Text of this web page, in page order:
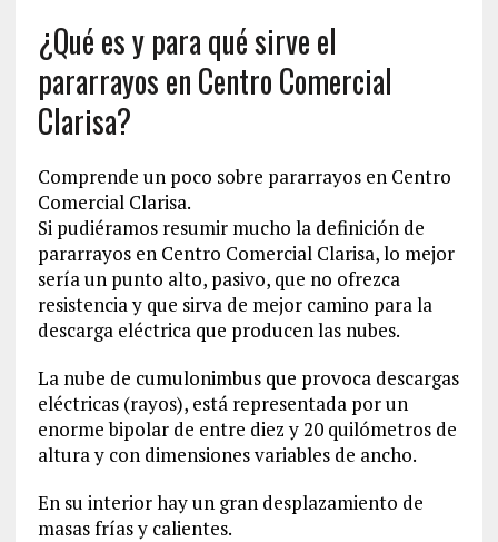
¿Qué es y para qué sirve el
pararrayos en Centro Comercial
Clarisa?
Comprende un poco sobre pararrayos en Centro
Comercial Clarisa.
Si pudiéramos resumir mucho la definición de
pararrayos en Centro Comercial Clarisa, lo mejor
sería un punto alto, pasivo, que no ofrezca
resistencia y que sirva de mejor camino para la
descarga eléctrica que producen las nubes.
La nube de cumulonimbus que provoca descargas
eléctricas (rayos), está representada por un
enorme bipolar de entre diez y 20 quilómetros de
altura y con dimensiones variables de ancho.
En su interior hay un gran desplazamiento de
masas frías y calientes.